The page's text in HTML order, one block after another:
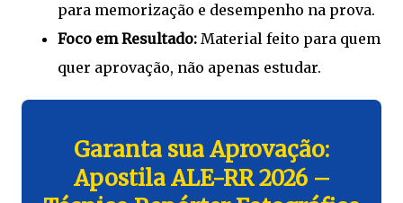
para memorização e desempenho na prova.
Foco em Resultado: Material feito para quem
quer aprovação, não apenas estudar.
Garanta sua Aprovação:
Apostila ALE-RR 2026 –